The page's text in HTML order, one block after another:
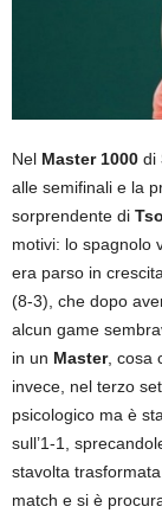
Nel Master 1000 di
alle semifinali e la
sorprendente di
motivi: lo spagnolo
era parso in
(8-3), che dopo
alcun game
in un Master, cosa
invece, nel terzo set
psicologico ma è
sull’1-1,
stavolta
match e si è